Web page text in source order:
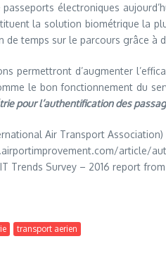
électroniques
la solution biométrique la
de temps sur le parcours grâce à
permettront d’augmenter
le bon fonctionnement du
pour l’authentification des
Air Transport Association)
article/
Trends Survey – 2016 report from
transport aerien